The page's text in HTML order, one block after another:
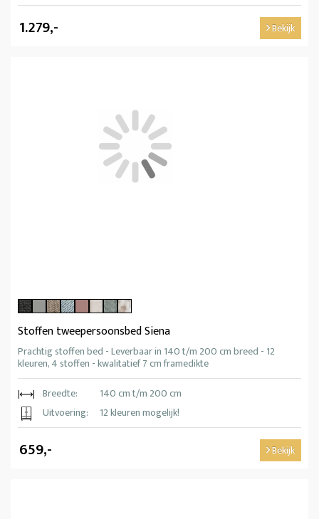
1.279,- Bekijk
Stoffen tweepersoonsbed Siena
Prachtig stoffen bed - Leverbaar in 140 t/m 200 cm breed - 12
kleuren, 4 stoffen - kwalitatief 7 cm framedikte
Breedte:
140 cm t/m 200 cm
Uitvoering:
12 kleuren mogelijk!
659,- Bekijk